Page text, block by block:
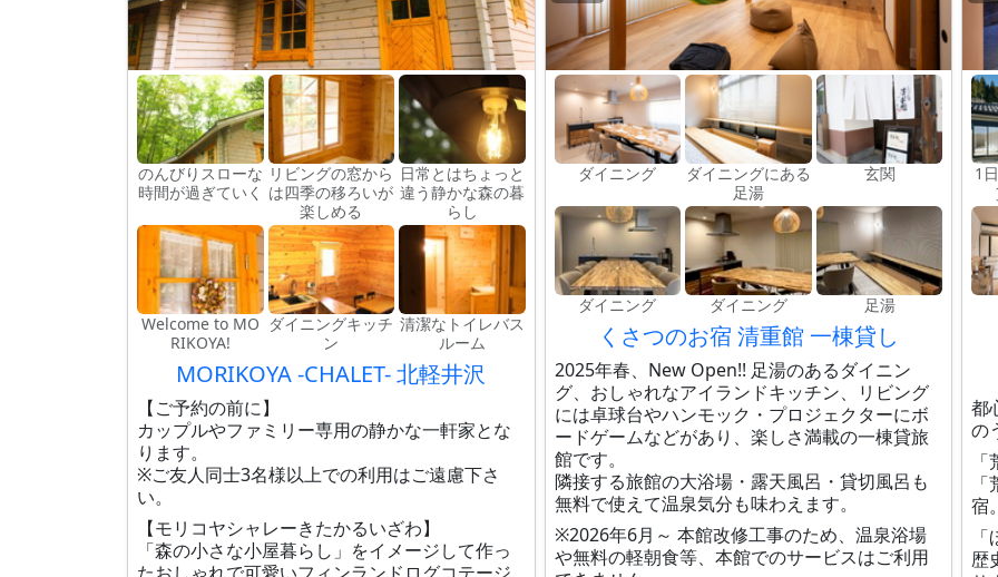
のんびりスローな
時間が過ぎていく
リビングの窓から
は四季の移ろいが
楽しめる
日常とはちょっと
違う静かな森の暮
らし
Welcome to MO
RIKOYA!
ダイニングキッチ
ン
清潔なトイレバス
ルーム
MORIKOYA -CHALET- 北軽井沢
【ご予約の前に】
カップルやファミリー専用の静かな一軒家とな
ります。
※ご友人同士3名様以上での利用はご遠慮下さ
い。
【モリコヤシャレーきたかるいざわ】
「森の小さな小屋暮らし」をイメージして作っ
ダイニング
ダイニングにある
足湯
玄関
ダイニング ダイニング 足湯
くさつのお宿 清重館 一棟貸し
2025年春、New Open!! 足湯のあるダイニン
グ、おしゃれなアイランドキッチン、リビング
には卓球台やハンモック・プロジェクターにボ
ードゲームなどがあり、楽しさ満載の一棟貸旅
館です。
隣接する旅館の大浴場・露天風呂・貸切風呂も
無料で使えて温泉気分も味わえます。
※2026年6月～ 本館改修工事のため、温泉浴場
や無料の軽朝食等、本館でのサービスはご利用
1
都
の
宿
歴